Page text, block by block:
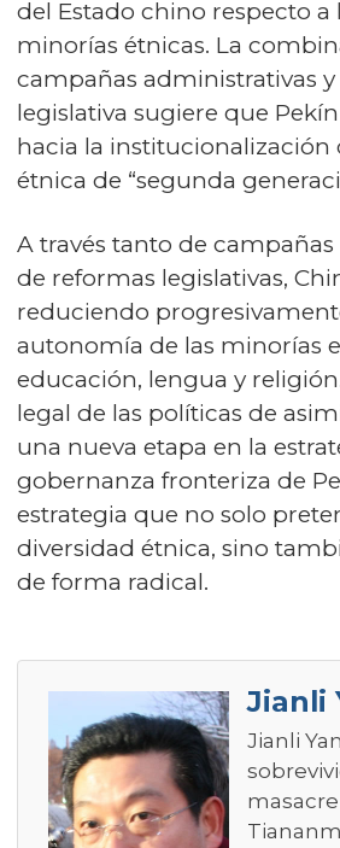
del Estado chino respecto a
minorías étnicas. La
campañas administrativas
legislativa sugiere que
hacia la institucionalización
étnica de “segunda
A través tanto de
de reformas legislativas,
reduciendo
autonomía de las minorías
educación, lengua y
legal de las políticas de
una nueva etapa en la
gobernanza fronteriza de
estrategia que no solo
diversidad étnica, sino
de forma radical.
Jianli
Jianli